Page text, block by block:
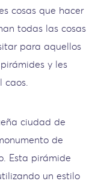
cosas que hacer
todas las cosas
para aquellos
y les
caos.
ciudad de
de
Esta pirámide
un estilo